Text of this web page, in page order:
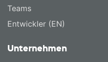
Teams
Entwickler (EN)
Unternehmen